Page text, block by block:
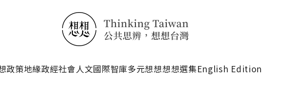
政策地緣政經社會人文國際智庫多元想想想想選集English Edition